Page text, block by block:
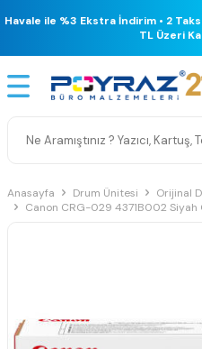
Havale ile %3 Ekstra İndirim • 2
TL Üzeri
Anasayfa Drum Ünitesi
Orijinal
Canon CRG-029 4371B002 Siyah